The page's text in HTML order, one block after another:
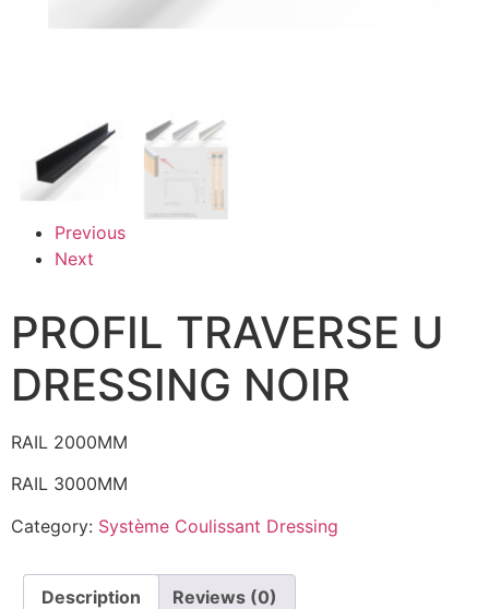
Previous
Next
PROFIL TRAVERSE U
DRESSING NOIR
RAIL 2000MM
RAIL 3000MM
Category: Système Coulissant Dressing
Description Reviews (0)